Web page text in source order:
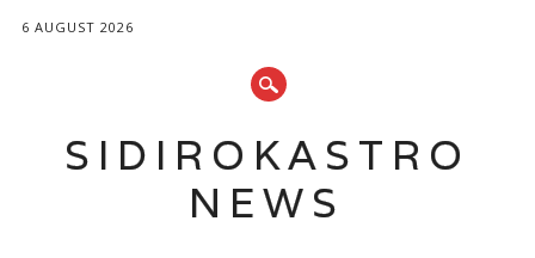
6 AUGUST 2026
SIDIROKASTRO
NEWS